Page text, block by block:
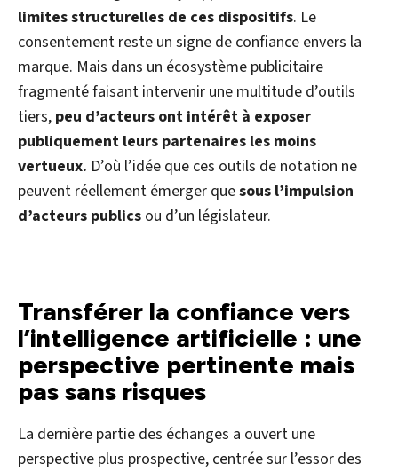
limites structurelles de ces dispositifs. Le
consentement reste un signe de confiance envers la
marque. Mais dans un écosystème publicitaire
fragmenté faisant intervenir une multitude d’outils
tiers, peu d’acteurs ont intérêt à exposer
publiquement leurs partenaires les moins
vertueux. D’où l’idée que ces outils de notation ne
peuvent réellement émerger quesous l’impulsion
d’acteurs publics ou d’un législateur.
Transférer la confiance vers
l’intelligence artificielle : une
perspective pertinente mais
pas sans risques
La dernière partie des échanges a ouvert une
perspective plus prospective, centrée sur l’essor des